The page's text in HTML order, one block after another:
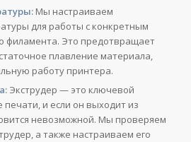
Мы настраиваем
для работы с конкретным
филамента. Это предотвращает
плавление материала,
работу принтера.
Экструдер — это ключевой
печати, и если он выходит из
невозможной. Мы проверяем
а также настраиваем его